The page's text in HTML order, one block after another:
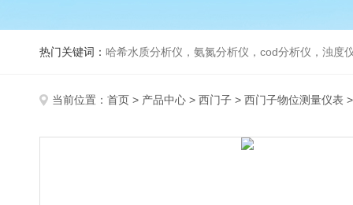
热门关键词： 哈希水质分析仪，氨氮分析仪，cod分析仪，浊度
当前位置： 首页 > 产品中心 > 西门子 > 西门子物位测量仪表